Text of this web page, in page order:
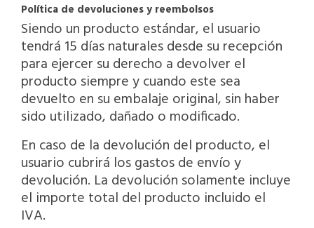
Política de devoluciones y reembolsos
Siendo un producto estándar, el usuario
tendrá 15 días naturales desde su recepción
para ejercer su derecho a devolver el
producto siempre y cuando este sea
devuelto en su embalaje original, sin haber
sido utilizado, dañado o modificado.
En caso de la devolución del producto, el
usuario cubrirá los gastos de envío y
devolución. La devolución solamente incluye
el importe total del producto incluido el
IVA.